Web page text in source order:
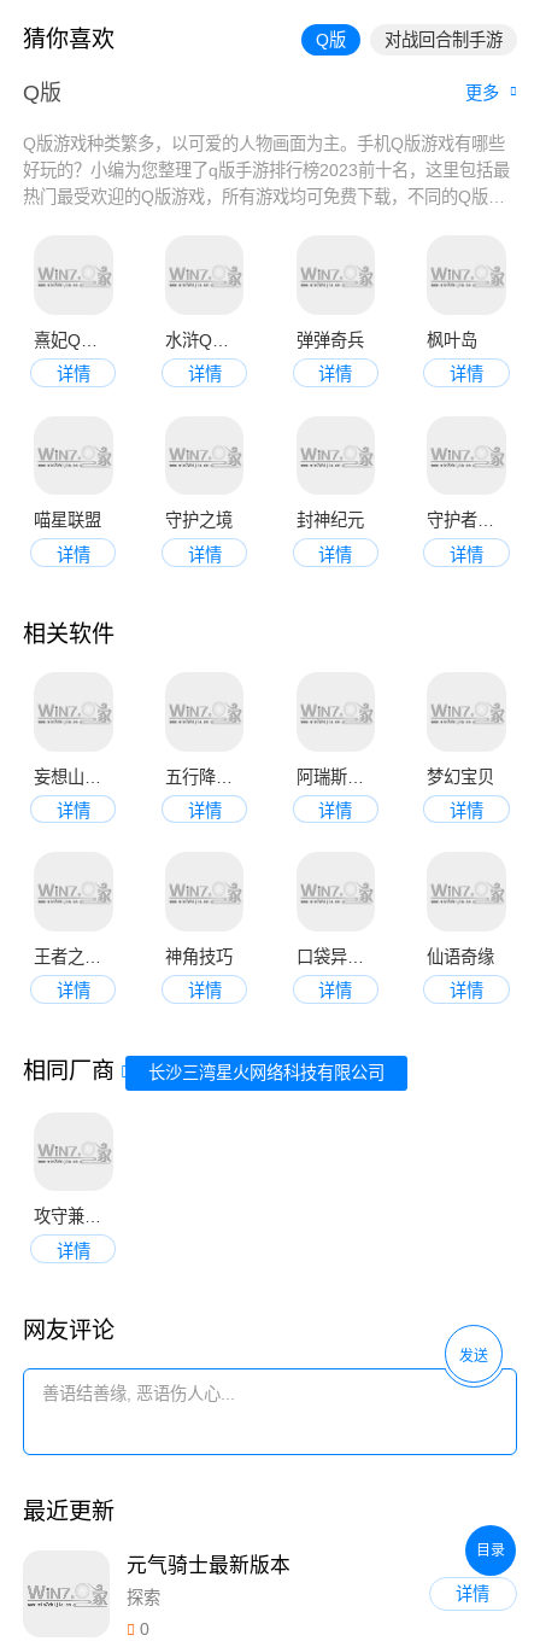
猜你喜欢 Q版 对战回合制手游
Q版 更多
Q版游戏种类繁多，以可爱的人物画面为主。手机Q版游戏有哪些
好玩的？小编为您整理了q版手游排行榜2023前十名，这里包括最
热门最受欢迎的Q版游戏，所有游戏均可免费下载，不同的Q版游
熹妃Q传官网版
详情
水浒Q传官网版
详情
弹弹奇兵
详情
枫叶岛
详情
喵星联盟
详情
守护之境
详情
封神纪元
详情
守护者大陆
详情
相关软件
详情
五行降妖师
详情
阿瑞斯病毒安卓版
详情
梦幻宝贝
详情
详情
神角技巧
详情
口袋异世界官网版
详情
仙语奇缘
详情
相同厂商 长沙三湾星火网络科技有限公司
攻守兼备最新版
详情
网友评论
发送
最近更新
元气骑士最新版本
探索
0
详情
目录